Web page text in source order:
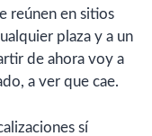
reúnen en sitios
plaza y a un
de ahora voy a
a ver que cae.
sí